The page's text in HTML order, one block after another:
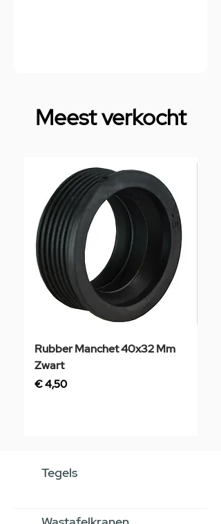
Meest verkocht
Rubber Manchet 40x32 Mm
Zwart
Prijs
€ 4,50
Tegels